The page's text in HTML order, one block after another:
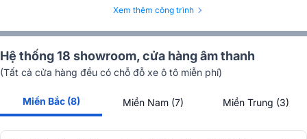
Xem thêm công trình
Hệ thống 18 showroom, cửa hàng âm thanh
(Tất cả cửa hàng đều có chỗ đỗ xe ô tô miễn phí)
Miền Bắc (8) Miền Nam (7) Miền Trung (3)